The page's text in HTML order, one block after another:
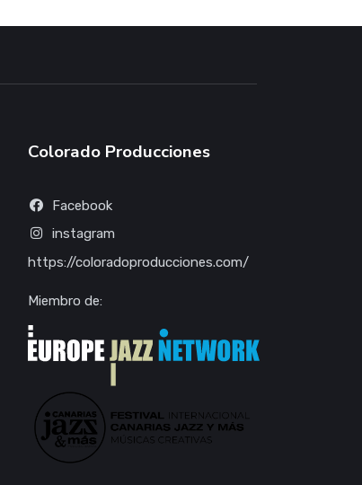
Colorado Producciones
Facebook
instagram
https://coloradoproducciones.com/
Miembro de: